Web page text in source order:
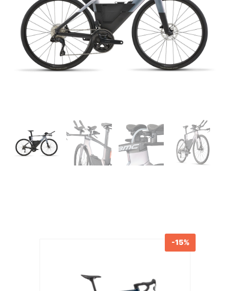
Produits similaires
-15%